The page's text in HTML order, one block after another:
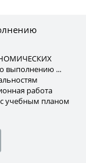
выполнению ...
работа
с учебным планом